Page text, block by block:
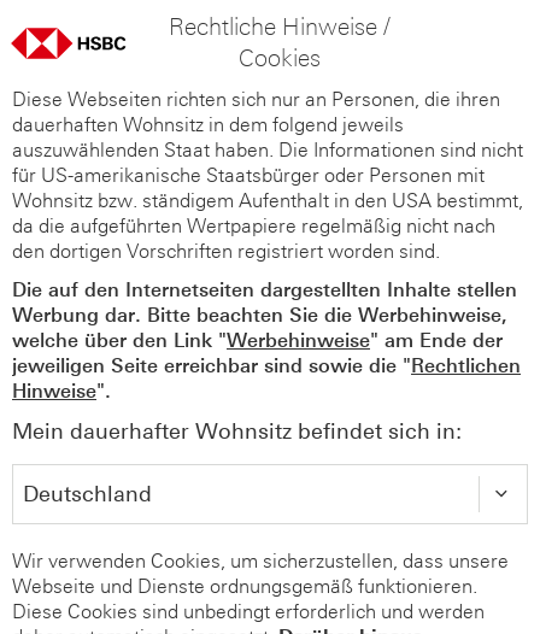
Rechtliche Hinweise /
Cookies
Diese Webseiten richten sich nur an Personen, die ihren
dauerhaften Wohnsitz in dem folgend jeweils
auszuwählenden Staat haben. Die Informationen sind nicht
für US-amerikanische Staatsbürger oder Personen mit
Wohnsitz bzw. ständigem Aufenthalt in den USA bestimmt,
da die aufgeführten Wertpapiere regelmäßig nicht nach
den dortigen Vorschriften registriert worden sind.
Die auf den Internetseiten dargestellten Inhalte stellen
Werbung dar. Bitte beachten Sie die Werbehinweise,
welche über den Link "Werbehinweise" am Ende der
jeweiligen Seite erreichbar sind sowie die "Rechtlichen
Hinweise".
Mein dauerhafter Wohnsitz befindet sich in:
Wir verwenden Cookies, um sicherzustellen, dass unsere
Webseite und Dienste ordnungsgemäß funktionieren.
Diese Cookies sind unbedingt erforderlich und werden